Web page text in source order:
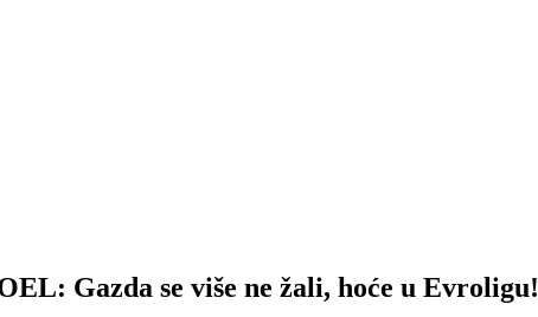
Gazda se više ne žali, hoće u Evroligu!